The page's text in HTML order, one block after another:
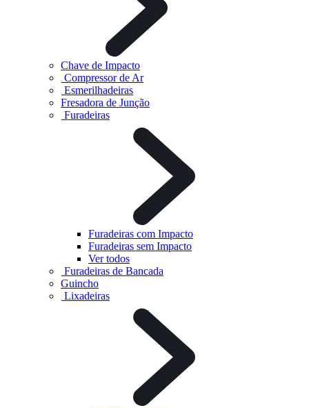
Chave de Impacto
Compressor de Ar
Esmerilhadeiras
Fresadora de Junção
Furadeiras
Furadeiras com Impacto
Furadeiras sem Impacto
Ver todos
Furadeiras de Bancada
Guincho
Lixadeiras